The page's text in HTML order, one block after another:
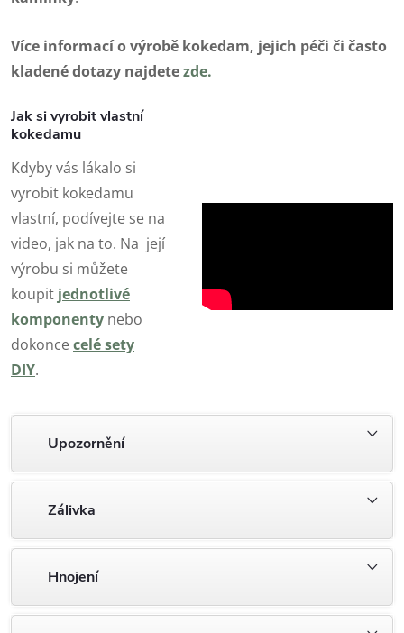
Více informací o výrobě kokedam, jejich péči či často
kladené dotazy najdetezde.
Jak si vyrobit vlastní
kokedamu
Kdyby vás lákalo si
vyrobit kokedamu
vlastní, podívejte se na
video, jak na to. Na její
výrobu si můžete
koupit jednotlivé
komponenty nebo
dokoncecelé sety
DIY.
Upozornění
Zálivka
Hnojení